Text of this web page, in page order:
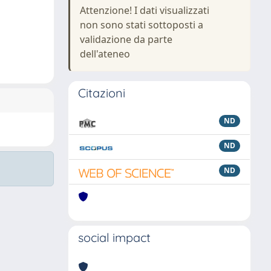
Attenzione! I dati visualizzati
non sono stati sottoposti a
validazione da parte
dell'ateneo
Citazioni
ND
ND
ND
social impact